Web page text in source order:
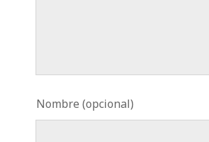
Nombre (opcional)